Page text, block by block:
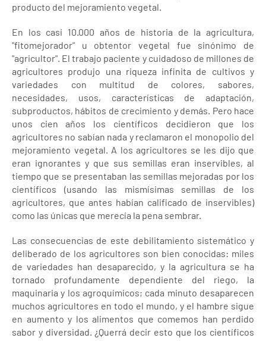
producto del mejoramiento vegetal.
En los casi 10.000 años de historia de la agricultura,
"fitomejorador" u obtentor vegetal fue sinónimo de
"agricultor". El trabajo paciente y cuidadoso de millones de
agricultores produjo una riqueza infinita de cultivos y
variedades con multitud de colores, sabores,
necesidades, usos, características de adaptación,
subproductos, hábitos de crecimiento y demás. Pero hace
unos cien años los científicos decidieron que los
agricultores no sabían nada y reclamaron el monopolio del
mejoramiento vegetal. A los agricultores se les dijo que
eran ignorantes y que sus semillas eran inservibles, al
tiempo que se presentaban las semillas mejoradas por los
científicos (usando las mismísimas semillas de los
agricultores, que antes habían calificado de inservibles)
como las únicas que merecía la pena sembrar.
Las consecuencias de este debilitamiento sistemático y
deliberado de los agricultores son bien conocidas: miles
de variedades han desaparecido, y la agricultura se ha
tornado profundamente dependiente del riego, la
maquinaria y los agroquímicos; cada minuto desaparecen
muchos agricultores en todo el mundo, y el hambre sigue
en aumento y los alimentos que comemos han perdido
sabor y diversidad. ¿Querrá decir esto que los científicos